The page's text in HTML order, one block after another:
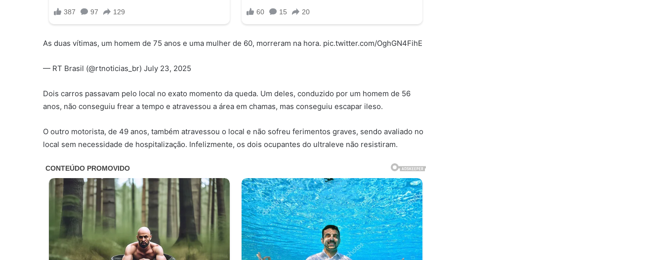
As duas vítimas, um homem de 75 anos e uma mulher de 60, morreram na hora. pic.twitter.com/OghGN4FihE
— RT Brasil (@rtnoticias_br) July 23, 2025
Dois carros passavam pelo local no exato momento da queda. Um deles, conduzido por um homem de 56
anos, não conseguiu frear a tempo e atravessou a área em chamas, mas conseguiu escapar ileso.
O outro motorista, de 49 anos, também atravessou o local e não sofreu ferimentos graves, sendo avaliado no
local sem necessidade de hospitalização. Infelizmente, os dois ocupantes do ultraleve não resistiram.